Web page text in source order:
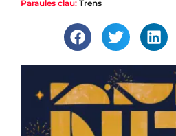
Paraules clau: Trens